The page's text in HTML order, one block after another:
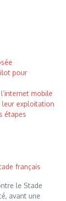
pour
mobile
leur exploitation
étapes
français
le Stade
avant une